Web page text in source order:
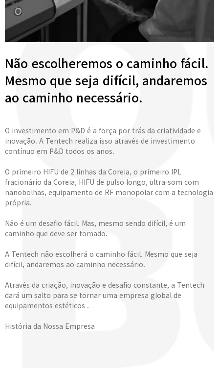
Não escolheremos o caminho fácil.
Mesmo que seja difícil, andaremos
ao caminho necessário.
O investimento em P&D é a força por trás da criatividade e
inovação. A Tentech realiza isso através de investimento
contínuo em P&D todos os anos.
O primeiro HIFU de 2 linhas da Coreia, o primeiro IPL
fracionário da Coreia, HIFU de pulso longo, ultra-som com
nanobolhas, equipamento de RF monopolar com a tecnologia
própria.
Não é um desafio fácil. Mas, mesmo sendo difícil, é um
caminho que deve ser tomado.
A Tentech não escolherá o caminho fácil. Mesmo que seja
difícil, andaremos ao caminho necessário.
Através da criação, inovação e desafio constante, a Tentech
dará um salto para se tornar uma empresa global de
equipamentos estéticos .
História da Nossa Empresa